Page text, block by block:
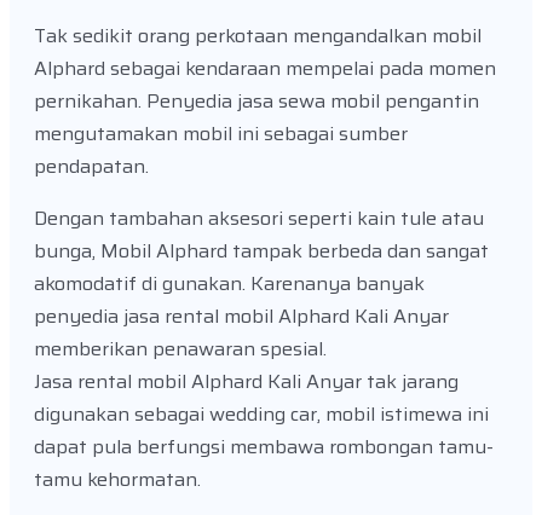
Tak sedikit orang perkotaan mengandalkan mobil
Alphard sebagai kendaraan mempelai pada momen
pernikahan. Penyedia jasa sewa mobil pengantin
mengutamakan mobil ini sebagai sumber
pendapatan.
Dengan tambahan aksesori seperti kain tule atau
bunga, Mobil Alphard tampak berbeda dan sangat
akomodatif di gunakan. Karenanya banyak
penyedia jasa rental mobil Alphard Kali Anyar
memberikan penawaran spesial.
Jasa rental mobil Alphard Kali Anyar tak jarang
digunakan sebagai wedding car, mobil istimewa ini
dapat pula berfungsi membawa rombongan tamu-
tamu kehormatan.